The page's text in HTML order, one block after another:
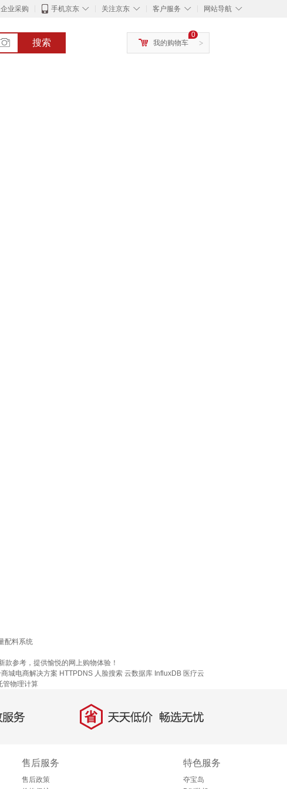
企业采购 ◇
手机京东 ◇
关注京东 ◇
客户服务 ◇
网站导航
搜索 >
0
我的购物车
配料系统
参考，提供愉悦的网上购物体验！
城电商解决方案 HTTPDNS 人脸搜索 云数据库 InfluxDB 医疗云
管物理计算
务 省 天天低价，畅选无忧
售后服务
售后政策
特色服务
夺宝岛